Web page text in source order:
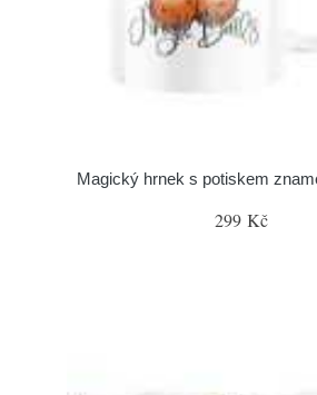
Magický hrnek s potiskem
299 Kč